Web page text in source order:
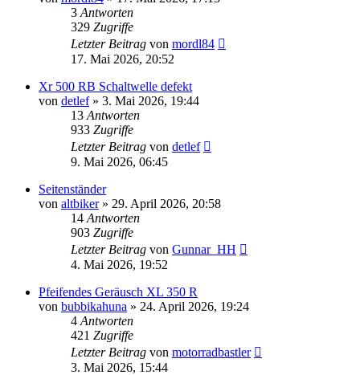
3 Antworten
329 Zugriffe
Letzter Beitrag von mordl84
17. Mai 2026, 20:52
Xr 500 RB Schaltwelle defekt
von detlef» 3. Mai 2026, 19:44
13 Antworten
933 Zugriffe
Letzter Beitrag von detlef
9. Mai 2026, 06:45
Seitenständer
von altbiker» 29. April 2026, 20:58
14 Antworten
903 Zugriffe
Letzter Beitrag von Gunnar_HH
4. Mai 2026, 19:52
Pfeifendes Geräusch XL 350 R
von bubbikahuna » 24. April 2026, 19:24
4 Antworten
421 Zugriffe
Letzter Beitrag von motorradbastler
3. Mai 2026, 15:44